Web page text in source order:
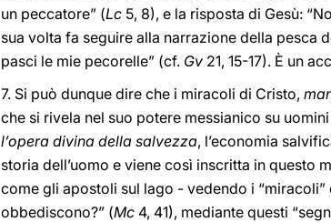
un peccatore” (Lc 5, 8), e la risposta di Gesù:
sua volta fa seguire alla narrazione della pesca
pasci le mie pecorelle” (cf. Gv 21, 15-17). È un
7. Si può dunque dire che i miracoli di Cristo,
che si rivela nel suo potere messianico su
l’opera divina della salvezza, l’economia
storia dell’uomo e viene così inscritta in questo
come gli apostoli sul lago - vedendo i “miracoli”
obbediscono?” (Mc 4, 41), mediante questi